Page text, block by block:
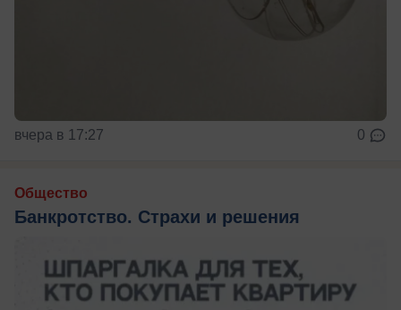
вчера в 17:27 0
Общество
Банкротство. Страхи и решения